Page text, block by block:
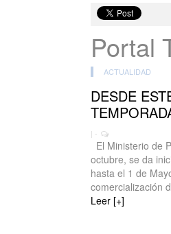
Portal
ACTUALIDAD
DESDE
| -
El Ministerio de
octubre, se da
hasta el 1 de
comercialización
Leer [+]